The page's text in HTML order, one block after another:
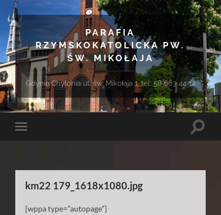
PARAFIA
RZYMSKOKATOLICKA PW.
ŚW. MIKOŁAJA
Gdynia Chylonia ul. św. Mikołaja 1, tel. 58 663 44 14
Toggle
Toggle
km22 179_1618x1080.jpg
[wppa type=”autopage”]